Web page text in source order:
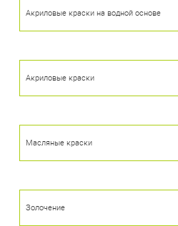
Акриловые краски на водной основе
Акриловые краски
Масляные краски
Золочение